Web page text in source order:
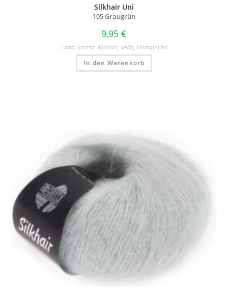
Silkhair Uni
105 Graugrün
9,95 €
Lana Grossa, Mohair, Seide, Silkhair Uni
In den Warenkorb